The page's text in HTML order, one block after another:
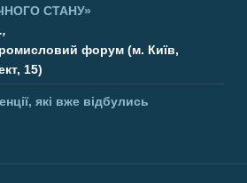
СТАНУ»
форум (м. Київ,
15)
які вже відбулись